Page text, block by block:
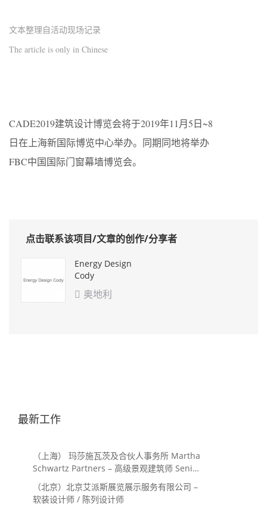
文本整理自活动现场记录
The article is only in Chinese
CADE2019建筑设计博览会将于2019年11月5日~8
日在上海新国际博览中心举办。同期同地将举办
FBC中国国际门窗幕墙博览会。
点击联系该项目/文章的创作/分享者
Energy Design
Cody
 奥地利
最新工作
（上海） 玛莎施瓦茨及合伙人事务所 Martha
Schwartz Partners – 高级景观建筑师 Senior
Landscape Designer / 景观建筑师
Landscape Designer
（北京）北京艾派斯展览展示服务有限公司 –
软装设计师 / 陈列设计师